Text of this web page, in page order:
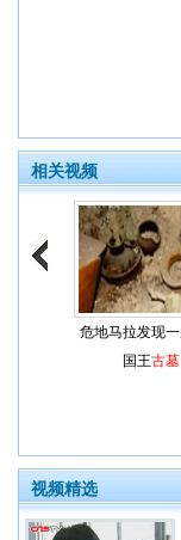
相关视频
危地马拉发现
国王古墓
视频精选